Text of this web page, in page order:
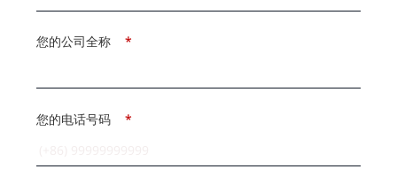
*
您的公司全称
*
您的电话号码